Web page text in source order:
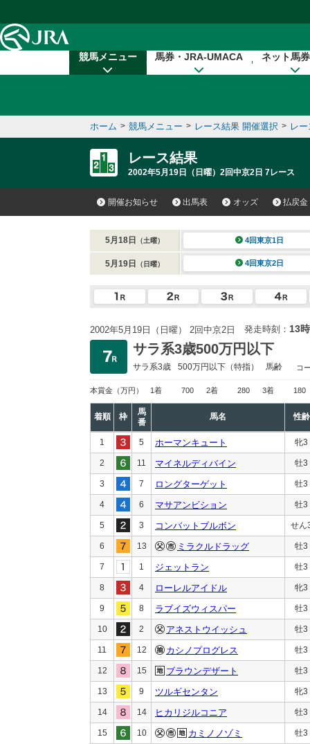
競馬メニュー 馬券・JRA-UMACA ネット馬
ホーム > 競馬メニュー > レース結果 開催選択 > レ
レース結果
2002年5月19日（日曜）2回中京2日 7レース
開催お知らせ 出馬表 オッズ 払戻金
5月18日 （土曜） 4回東京1日
5月19日 （日曜） 4回東京2日
2002年5月19日（日曜） 2回中京2日 発走時刻： 13
サラ系3歳500万円以下
サラ系3歳 500万円以下 （特指） 馬齢 コ
本賞金 （万円） 1着 700 2着 280 3着 180
着順 枠
馬
番
馬名 性齢
1 5 ホーマンキュート 牝3
2 11 マイネルディバイン 牡3
3 7 ロングターゲット 牡3
4 6 マサアンビション 牡3
5 3 コンバットブルボン せん
6 13 ミラクルドラッグ 牡3
7 1 ジェットラン 牡3
8 4 ローレルアイドル 牝3
9 8 ラブイズウィスパー 牡3
10 2 アネストウイッシュ 牡3
11 12 カシノプログレス 牡3
12 15 ブラウンデザート 牡3
13 9 ツルギセンタン 牝3
14 14 ヒカリジルコニア 牡3
15 10 カミノノゾミ 牡3